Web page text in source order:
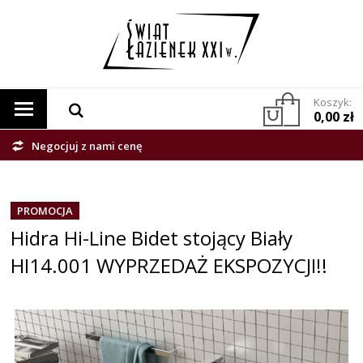
Koszyk:
0,00 zł
Negocjuj z nami cenę
PROMOCJA
Hidra Hi-Line Bidet stojący Biały
HI14.001 WYPRZEDAŻ EKSPOZYCJI!!